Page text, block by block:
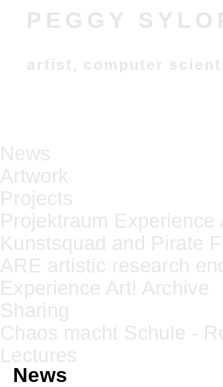
PEGGY
artist, computer
News
Artwork
Projects
Projektraum Experience
Kunstsquad and Pirate
ARE artistic research
Experience Art! Archive
Sharing
Chaos macht Schule -
Lectures
News